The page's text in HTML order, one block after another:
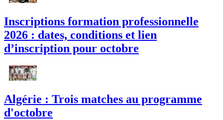
Inscriptions formation professionnelle
2026 : dates, conditions et lien
d’inscription pour octobre
Algérie : Trois matches au programme
d'octobre